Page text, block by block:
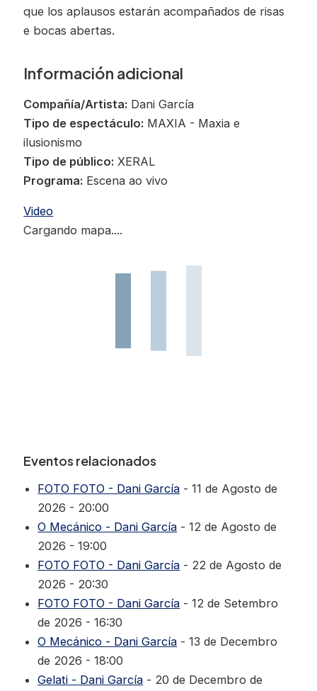
que los aplausos estarán acompañados de risas
e bocas abertas.
Información adicional
Compañía/Artista: Dani García
Tipo de espectáculo: MAXIA - Maxia e
ilusionismo
Tipo de público: XERAL
Programa: Escena ao vivo
Video
Cargando mapa....
Eventos relacionados
FOTO FOTO - Dani García - 11 de Agosto de
2026 - 20:00
O Mecánico - Dani García - 12 de Agosto de
2026 - 19:00
FOTO FOTO - Dani García - 22 de Agosto de
2026 - 20:30
FOTO FOTO - Dani García - 12 de Setembro
de 2026 - 16:30
O Mecánico - Dani García - 13 de Decembro
de 2026 - 18:00
Gelati - Dani García - 20 de Decembro de